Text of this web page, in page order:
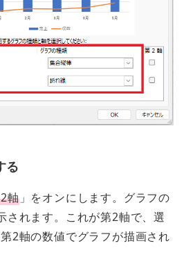
る
軸」をオンにします。グラフの
されます。これが第2軸で、選
2軸の数値でグラフが描画され